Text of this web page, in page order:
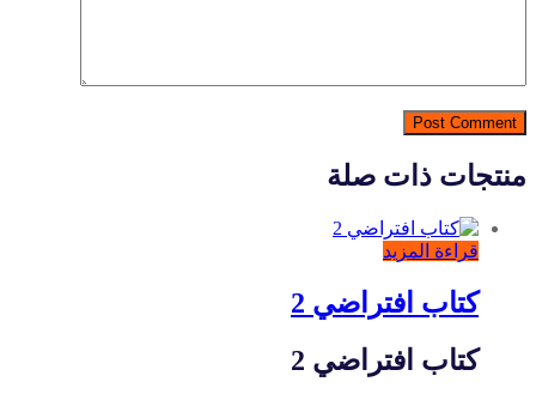
Post Comment
منتجات ذات صلة
قراءة المزيد
كتاب افتراضي 2
كتاب افتراضي 2